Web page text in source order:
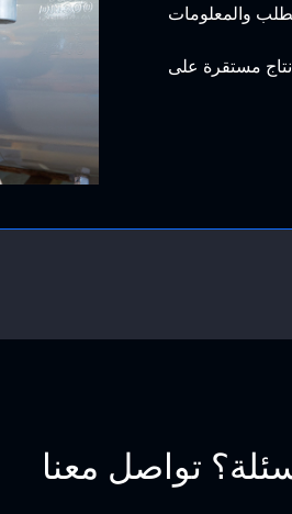
والمعلومات
مستقرة على
تواصل معنا